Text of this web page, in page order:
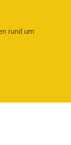
rund um